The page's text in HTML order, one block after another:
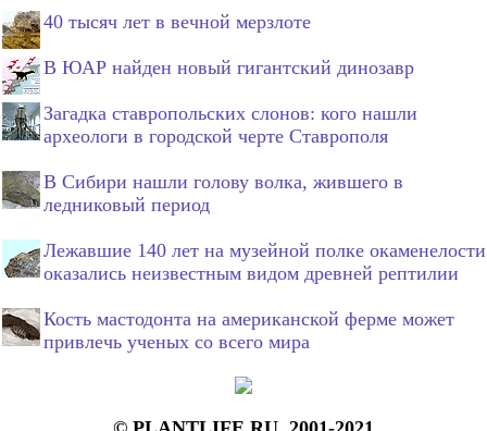
40 тысяч лет в вечной мерзлоте
В ЮАР найден новый гигантский динозавр
Загадка ставропольских слонов: кого нашли
археологи в городской черте Ставрополя
В Сибири нашли голову волка, жившего в
ледниковый период
Лежавшие 140 лет на музейной полке окаменелости
оказались неизвестным видом древней рептилии
Кость мастодонта на американской ферме может
привлечь ученых со всего мира